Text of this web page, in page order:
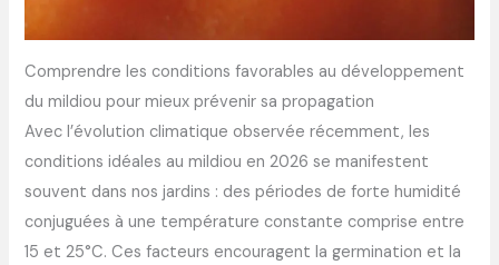
Comprendre les conditions favorables au développement
du mildiou pour mieux prévenir sa propagation
Avec l’évolution climatique observée récemment, les
conditions idéales au mildiou en 2026 se manifestent
souvent dans nos jardins : des périodes de forte humidité
conjuguées à une température constante comprise entre
15 et 25°C. Ces facteurs encouragent la germination et la